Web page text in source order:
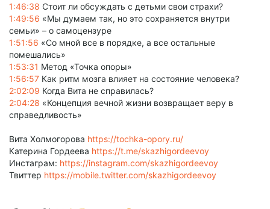
1:46:38 Стоит ли обсуждать с детьми свои страхи?
1:49:56 «Мы думаем так, но это сохраняется внутри
семьи» – о самоцензуре
1:51:56 «Со мной все в порядке, а все остальные
помешались»
1:53:31 Метод «Точка опоры»
1:56:57 Как ритм мозга влияет на состояние человека?
2:02:09 Когда Вита не справилась?
2:04:28 «Концепция вечной жизни возвращает веру в
справедливость»
Вита Холмогорова https://tochka-opory.ru/
Катерина Гордеева https://t.me/skazhigordeevoy
Инстаграм: https://instagram.com/skazhigordeevoy
Твиттер https://mobile.twitter.com/skazhigordeevoy